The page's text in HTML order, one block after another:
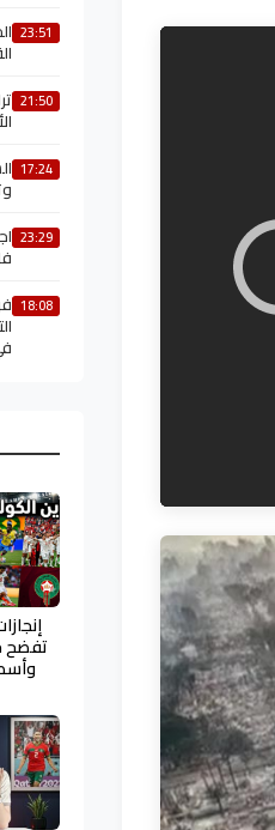
23:51
21:50
17:24
23:29
18:08
تفضح